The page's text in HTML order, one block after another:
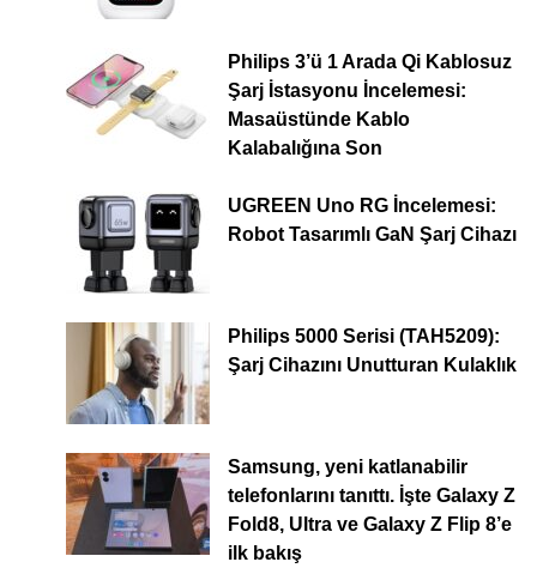
Philips 3’ü 1 Arada Qi Kablosuz
Şarj İstasyonu İncelemesi:
Masaüstünde Kablo
Kalabalığına Son
UGREEN Uno RG İncelemesi:
Robot Tasarımlı GaN Şarj Cihazı
Philips 5000 Serisi (TAH5209):
Şarj Cihazını Unutturan Kulaklık
Samsung, yeni katlanabilir
telefonlarını tanıttı. İşte Galaxy Z
Fold8, Ultra ve Galaxy Z Flip 8’e
ilk bakış